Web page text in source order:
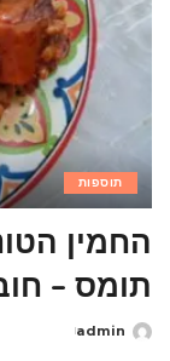
תוספות
החמין
תומס –
Posted
admin